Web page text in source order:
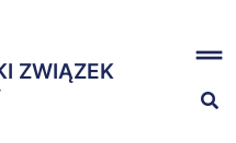
ZWIĄZEK
x